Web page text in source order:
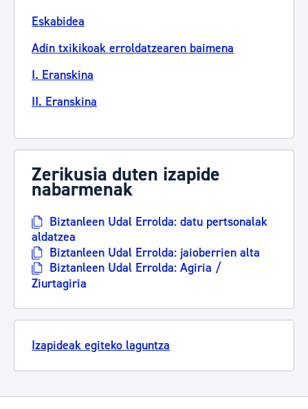
Eskabidea
Adin txikikoak erroldatzearen baimena
I. Eranskina
II. Eranskina
Zerikusia duten izapide
nabarmenak
Biztanleen Udal Errolda: datu pertsonalak
aldatzea
Biztanleen Udal Errolda: jaioberrien alta
Biztanleen Udal Errolda: Agiria /
Ziurtagiria
Izapideak egiteko laguntza